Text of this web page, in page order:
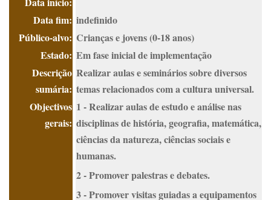
Data fim: indefinido
Público-alvo: Crianças e jovens (0-18 anos)
Estado: Em fase inicial de implementação
Descrição
sumária:
Realizar aulas e seminários sobre diversos
temas relacionados com a cultura universal.
Objectivos
gerais:
1 - Realizar aulas de estudo e análise nas
disciplinas de história, geografia, matemática,
ciências da natureza, ciências sociais e
humanas.
2 - Promover palestras e debates.
3 - Promover visitas guiadas a equipamentos